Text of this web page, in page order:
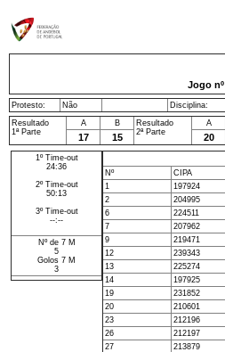
Jogo nº
Protesto: Não Disciplina:
Resultado
1ª Parte
A B
Resultado
2ª Parte
A
17 15 20
1º Time-out
24:36
2º Time-out
50:13
3º Time-out
--:--
Nº de 7 M
5
Golos 7 M
3
Nº CIPA
1
197924
2
204995
6
224511
7
207962
9
219471
12
239343
13
225274
14
197925
19
231852
20
210601
23
212196
26
212197
27
213879